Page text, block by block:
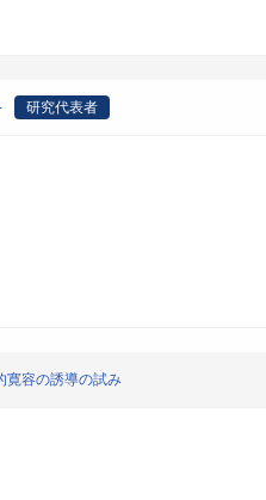
研究代表者
寛容の誘導の試み